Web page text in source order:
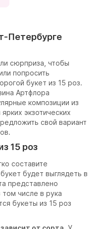
Петербурге
сюрприза, чтобы
попросить
букет из 15 роз.
Артфлора
композиции из
ярких экзотических
свой вариант
15 роз
составите
будет выглядеть в
представлено
числе в рука
букеты из 15 роз